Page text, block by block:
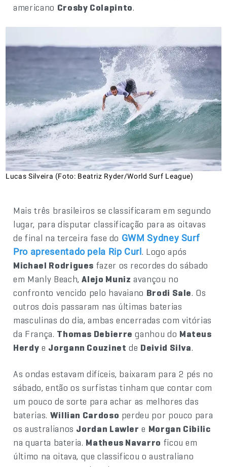
americano Crosby Colapinto.
Lucas Silveira (Foto: Beatriz Ryder/World Surf League)
Mais três brasileiros se classificaram em segundo
lugar, para disputar classificação para as oitavas
de final na terceira fase do GWM Sydney Surf
Pro apresentado pela Rip Curl. Logo após
Michael Rodrigues fazer os recordes do sábado
em Manly Beach,Alejo Muniz avançou no
confronto vencido pelo havaiano Brodi Sale. Os
outros dois passaram nas últimas baterias
masculinas do dia, ambas encerradas com vitórias
da França. Thomas Debierre ganhou do Mateus
Herdy e Jorgann Couzinet de Deivid Silva.
As ondas estavam difíceis, baixaram para 2 pés no
sábado, então os surfistas tinham que contar com
um pouco de sorte para achar as melhores das
baterias. Willian Cardoso perdeu por pouco para
os australianos Jordan Lawler e Morgan Cibilic
na quarta bateria. Matheus Navarro ficou em
último na oitava, que classificou o australiano